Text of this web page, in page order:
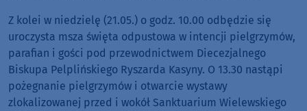
Z kolei w niedzielę (21.05.) o godz. 10.00 odbędzie się
uroczysta msza święta odpustowa w intencji pielgrzymów,
parafian i gości pod przewodnictwem Diecezjalnego
Biskupa Pelplińskiego Ryszarda Kasyny. O 13.30 nastąpi
pożegnanie pielgrzymów i otwarcie wystawy
zlokalizowanej przed i wokół Sanktuarium Wielewskiego